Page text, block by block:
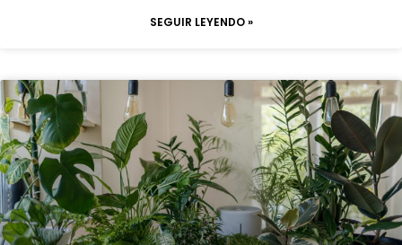
SEGUIR LEYENDO »